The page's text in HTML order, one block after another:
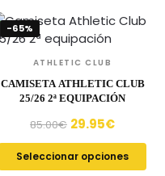
-65%
ATHLETIC CLUB
CAMISETA ATHLETIC CLUB
25/26 2ª EQUIPACIÓN
85.00€ 29.95€
Seleccionar opciones